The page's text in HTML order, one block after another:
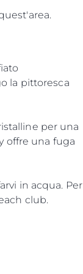
la pittoresca
per una
offre una fuga
in acqua. Per
club.